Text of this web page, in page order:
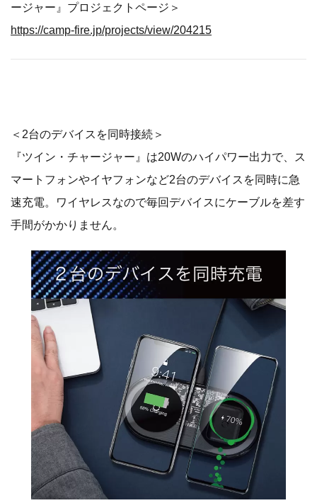
ージャー』プロジェクトページ＞
https://camp-fire.jp/projects/view/204215
＜2台のデバイスを同時接続＞
『ツイン・チャージャー』は20Wのハイパワー出力で、ス
マートフォンやイヤフォンなど2台のデバイスを同時に急
速充電。ワイヤレスなので毎回デバイスにケーブルを差す
手間がかかりません。